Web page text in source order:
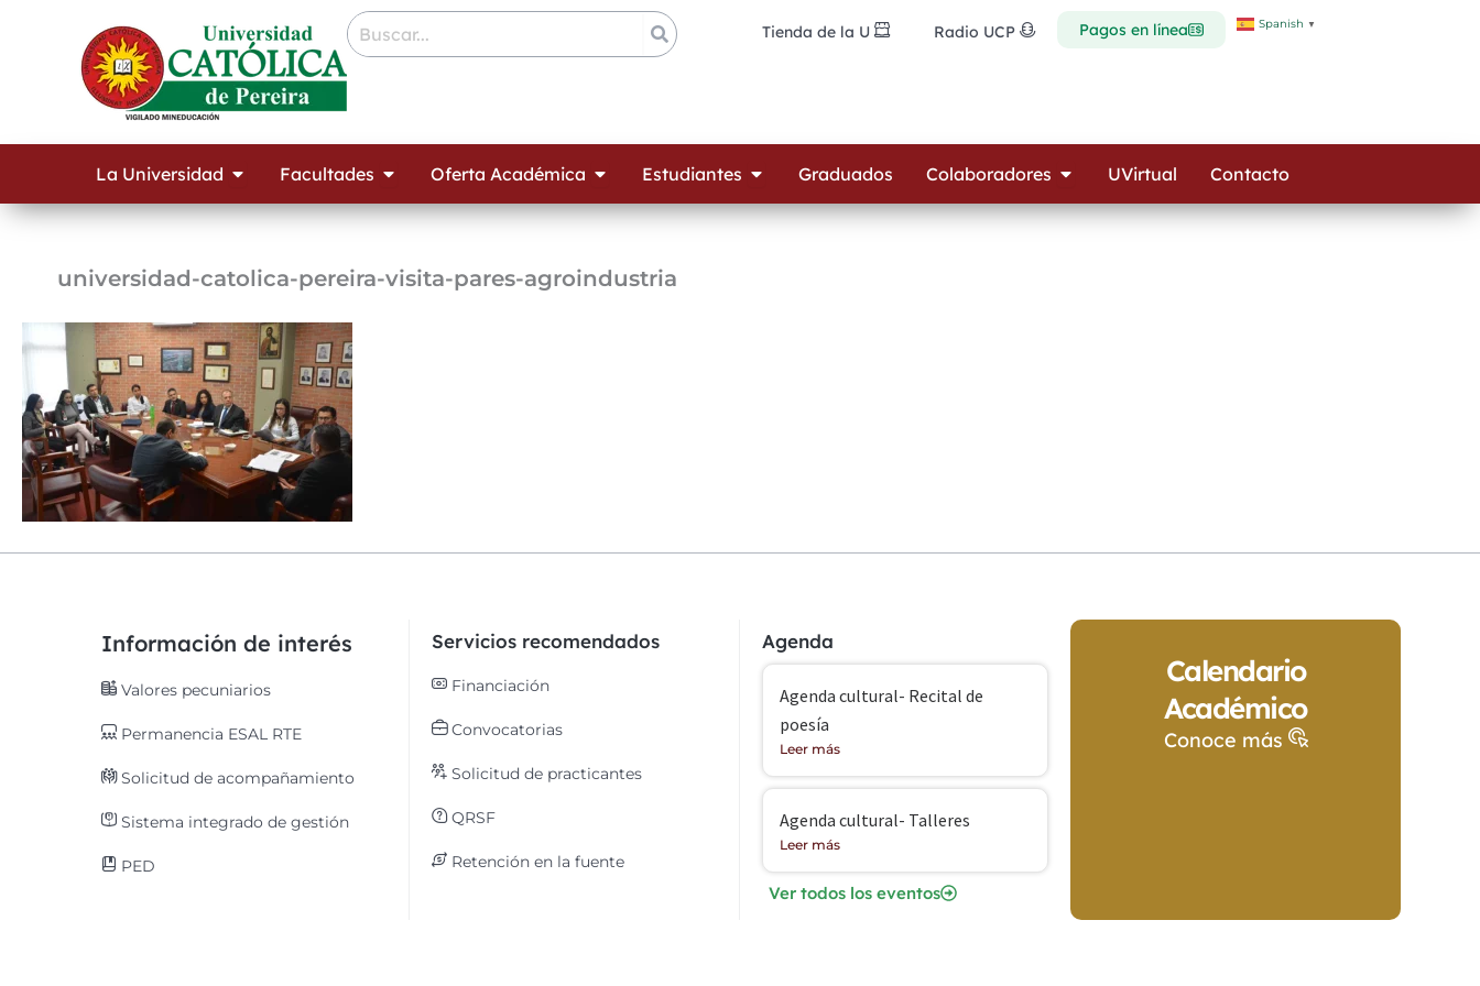
Tienda de la U Radio UCP Pagos en línea Spanish ▼
La Universidad Open La Universidad
Facultades Open Facultades
Oferta Académica Open Oferta Académica
Estudiantes Open Estudiantes
Graduados Colaboradores Open Colaboradores
UVirtual Contacto
universidad-catolica-pereira-visita-pares-agroindustria
Información de interés
Valores pecuniarios
Permanencia ESAL RTE
Solicitud de acompañamiento
Sistema integrado de gestión
PED
Servicios recomendados
Financiación
Convocatorias
Solicitud de practicantes
QRSF
Retención en la fuente
Agenda
Agenda cultural- Recital de
poesía
Leer más
Agenda cultural- Talleres
Leer más
Ver todos los eventos
Calendario
Académico
Conoce más